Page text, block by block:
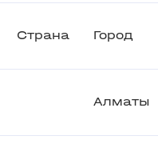
Страна Город
Алматы